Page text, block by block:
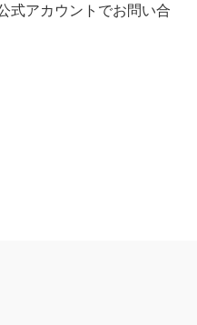
式アカウントでお問い合